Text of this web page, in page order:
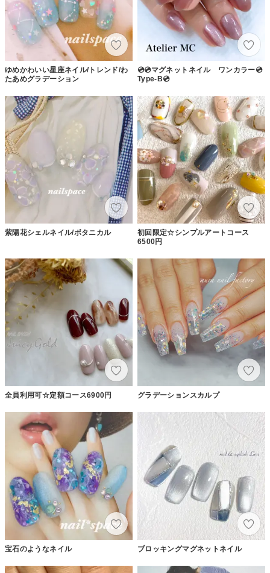
ゆめかわいい星座ネイル/トレンド/わ
たあめグラデーション
💿💿マグネットネイル ワンカラー💿
Type-B💿
紫陽花シェルネイル/ボタニカル
初回限定☆シンプルアートコース
6500円
全員利用可☆定額コース6900円 グラデーションスカルプ
宝石のようなネイル ブロッキングマグネットネイル